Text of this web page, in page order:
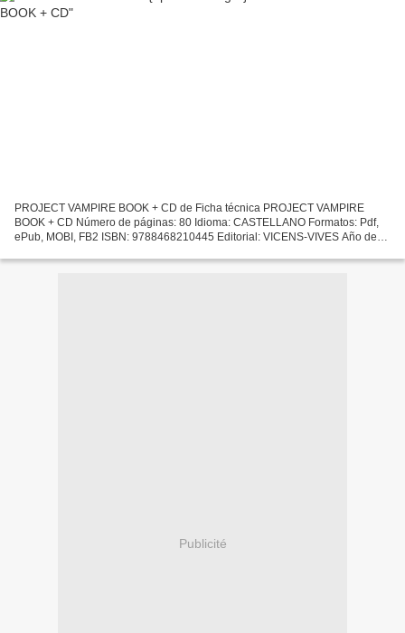
PROJECT VAMPIRE BOOK + CD de Ficha técnica PROJECT VAMPIRE
BOOK + CD Número de páginas: 80 Idioma: CASTELLANO Formatos: Pdf,
ePub, MOBI, FB2 ISBN: 9788468210445 Editorial: VICENS-VIVES Año de
Publicité